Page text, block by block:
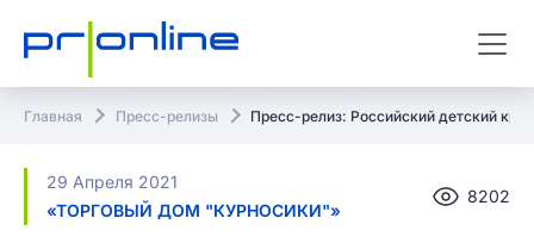
Главная Пресс-релизы Пресс-релиз: Российский детский
29 Апреля 2021
«ТОРГОВЫЙ ДОМ "КУРНОСИКИ"»
8202